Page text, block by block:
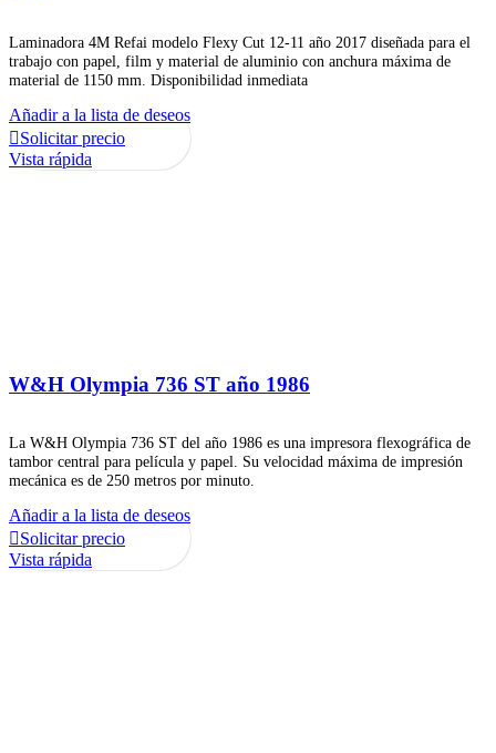
Laminadora 4M Refai modelo Flexy Cut 12-11 año 2017 diseñada para el
trabajo con papel, film y material de aluminio con anchura máxima de
material de 1150 mm. Disponibilidad inmediata
Añadir a la lista de deseos
Solicitar precio
Vista rápida
W&H Olympia 736 ST año 1986
La W&H Olympia 736 ST del año 1986 es una impresora flexográfica de
tambor central para película y papel. Su velocidad máxima de impresión
mecánica es de 250 metros por minuto.
Añadir a la lista de deseos
Solicitar precio
Vista rápida